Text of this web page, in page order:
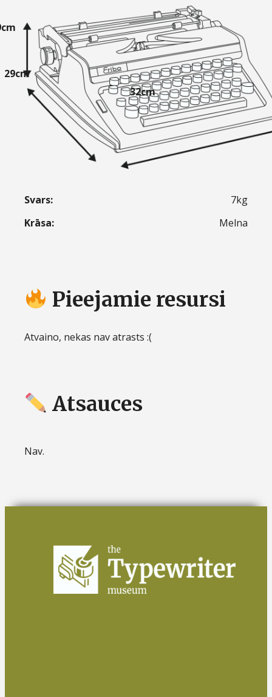
29cm
32cm
Svars:
7kg
Krāsa:
Melna
Pieejamie resursi
Atvaino, nekas nav atrasts :(
Atsauces
Nav.